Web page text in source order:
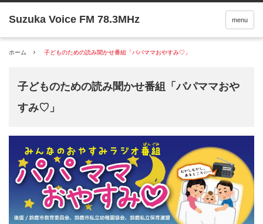
menu
ホーム 子どものための読み聞かせ番組「パパママおやすみ♡」
子どものための読み聞かせ番組「パパママおや
すみ♡」